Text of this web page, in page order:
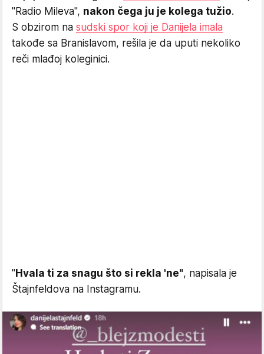
"Radio Mileva", nakon čega ju je kolega tužio.
S obzirom na sudski spor koji je Danijela imala
takođe sa Branislavom, rešila je da uputi nekoliko
reči mlađoj koleginici.
"Hvala ti za snagu što si rekla 'ne", napisala je
Štajnfeldova na Instagramu.